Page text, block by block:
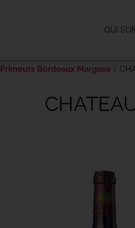
QUI
Primeurs Bordeaux Margaux /